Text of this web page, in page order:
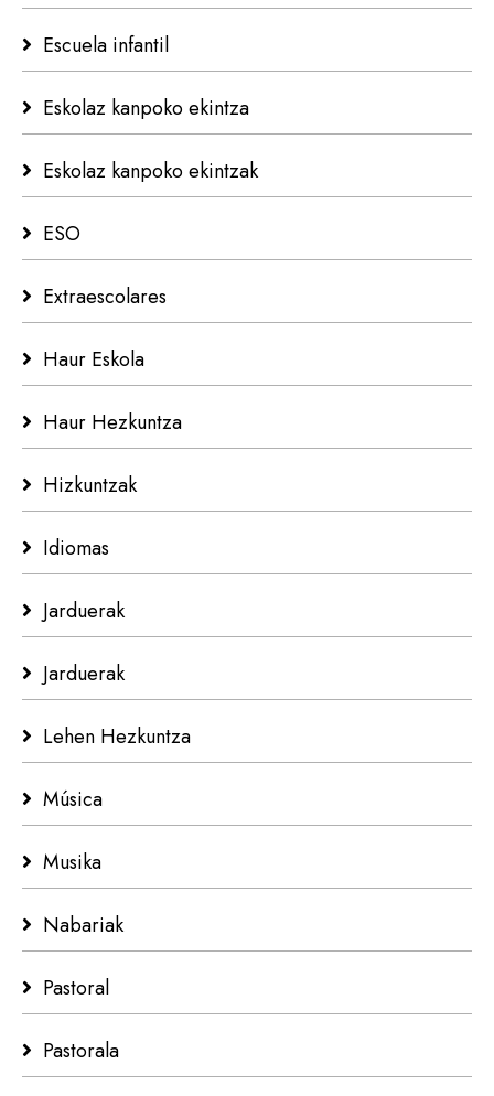
Escuela infantil
Eskolaz kanpoko ekintza
Eskolaz kanpoko ekintzak
ESO
Extraescolares
Haur Eskola
Haur Hezkuntza
Hizkuntzak
Idiomas
Jarduerak
Jarduerak
Lehen Hezkuntza
Música
Musika
Nabariak
Pastoral
Pastorala